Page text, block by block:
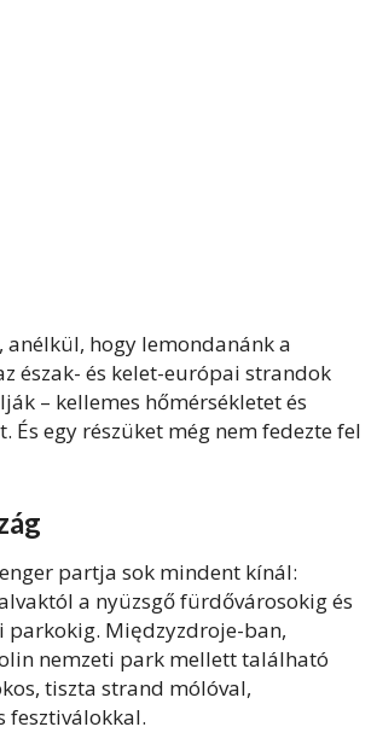
anélkül, hogy lemondanánk a
észak- és kelet-európai strandok
– kellemes hőmérsékletet és
És egy részüket még nem fedezte fel
partja sok mindent kínál:
a nyüzsgő fürdővárosokig és
parkokig. Międzyzdroje-ban,
nemzeti park mellett található
tiszta strand mólóval,
fesztiválokkal.